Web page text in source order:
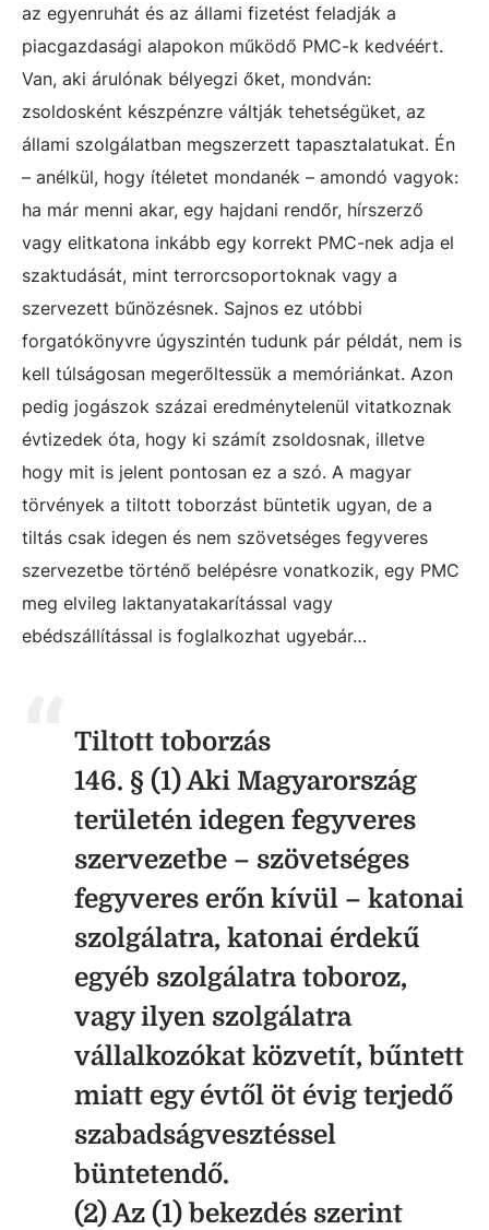
az egyenruhát és az állami fizetést feladják a
piacgazdasági alapokon működő PMC-k kedvéért.
Van, aki árulónak bélyegzi őket, mondván:
zsoldosként készpénzre váltják tehetségüket, az
állami szolgálatban megszerzett tapasztalatukat. Én
– anélkül, hogy ítéletet mondanék – amondó vagyok:
ha már menni akar, egy hajdani rendőr, hírszerző
vagy elitkatona inkább egy korrekt PMC-nek adja el
szaktudását, mint terrorcsoportoknak vagy a
szervezett bűnözésnek. Sajnos ez utóbbi
forgatókönyvre úgyszintén tudunk pár példát, nem is
kell túlságosan megerőltessük a memóriánkat. Azon
pedig jogászok százai eredménytelenül vitatkoznak
évtizedek óta, hogy ki számít zsoldosnak, illetve
hogy mit is jelent pontosan ez a szó. A magyar
törvények a tiltott toborzást büntetik ugyan, de a
tiltás csak idegen és nem szövetséges fegyveres
szervezetbe történő belépésre vonatkozik, egy PMC
meg elvileg laktanyatakarítással vagy
ebédszállítással is foglalkozhat ugyebár…
Tiltott toborzás
146. § (1) Aki Magyarország
területén idegen fegyveres
szervezetbe – szövetséges
fegyveres erőn kívül – katonai
szolgálatra, katonai érdekű
egyéb szolgálatra toboroz,
vagy ilyen szolgálatra
vállalkozókat közvetít, bűntett
miatt egy évtől öt évig terjedő
szabadságvesztéssel
büntetendő.
(2) Az (1) bekezdés szerint